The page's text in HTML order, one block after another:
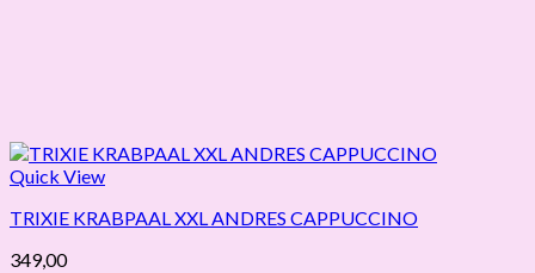
Quick View
TRIXIE KRABPAAL XXL ANDRES CAPPUCCINO
349,00